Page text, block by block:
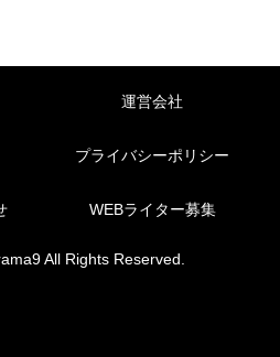
運営会社
プライバシーポリシー
WEBライター募集
All Rights Reserved.